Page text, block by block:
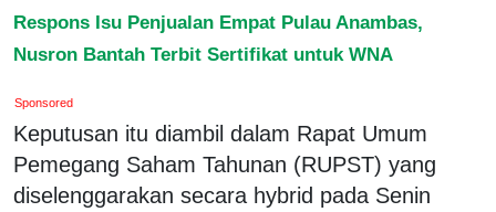
Respons Isu Penjualan Empat Pulau Anambas,
Nusron Bantah Terbit Sertifikat untuk WNA
Sponsored
Keputusan itu diambil dalam Rapat Umum
Pemegang Saham Tahunan (RUPST) yang
diselenggarakan secara hybrid pada Senin